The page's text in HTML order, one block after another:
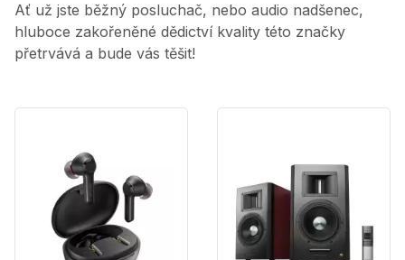
Ať už jste běžný posluchač, nebo audio nadšenec,
hluboce zakořeněné dědictví kvality této značky
přetrvává a bude vás těšit!